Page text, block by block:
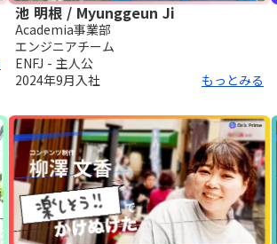
池 明根 / Myunggeun Ji
Academia事業部
エンジニアチーム
ENFJ - 主人公
2024年9月入社 もっとみる